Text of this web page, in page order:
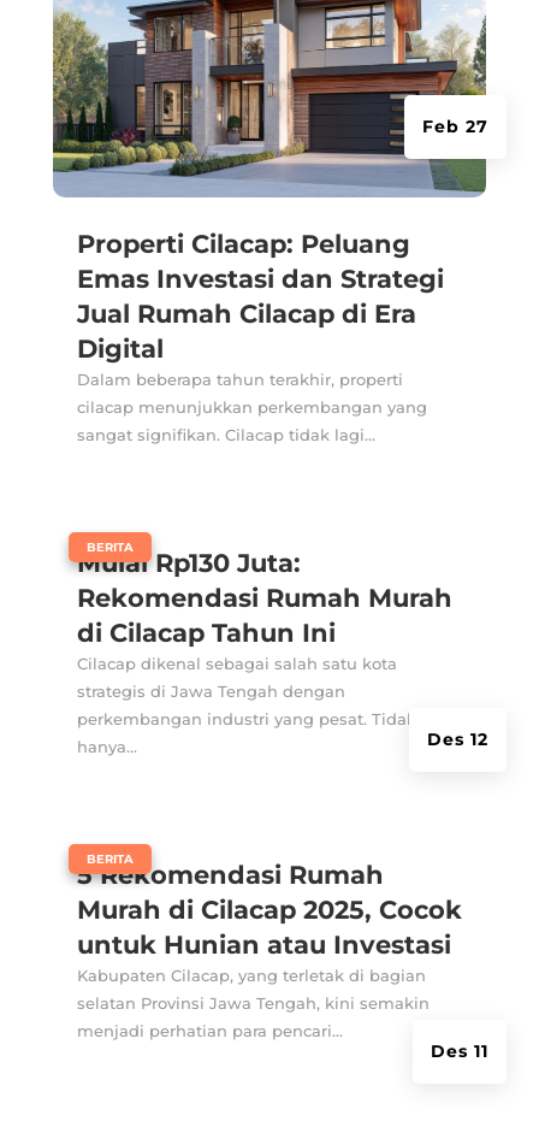
Properti Cilacap: Peluang
Emas Investasi dan Strategi
Jual Rumah Cilacap di Era
Digital
Feb 27
Dalam beberapa tahun terakhir, properti
cilacap menunjukkan perkembangan yang
sangat signifikan. Cilacap tidak lagi...
Mulai Rp130 Juta:
Rekomendasi Rumah Murah
di Cilacap Tahun Ini
Des 12
BERITA
Cilacap dikenal sebagai salah satu kota
strategis di Jawa Tengah dengan
perkembangan industri yang pesat. Tidak
hanya...
5 Rekomendasi Rumah
Murah di Cilacap 2025, Cocok
untuk Hunian atau Investasi
Des 11
BERITA
Kabupaten Cilacap, yang terletak di bagian
selatan Provinsi Jawa Tengah, kini semakin
menjadi perhatian para pencari...